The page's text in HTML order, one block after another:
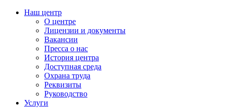
Наш центр
О центре
Лицензии и документы
Вакансии
Пресса о нас
История центра
Доступная среда
Охрана труда
Реквизиты
Руководство
Услуги